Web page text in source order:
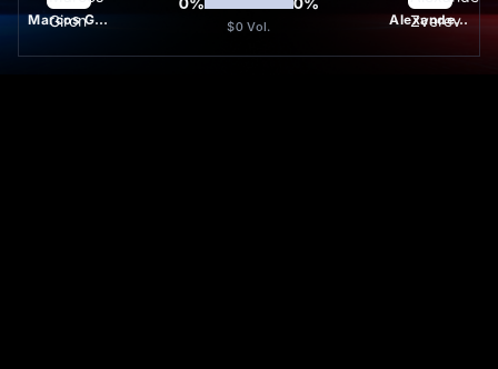
Marcos Giron $0 Vol. Alexander Zverev